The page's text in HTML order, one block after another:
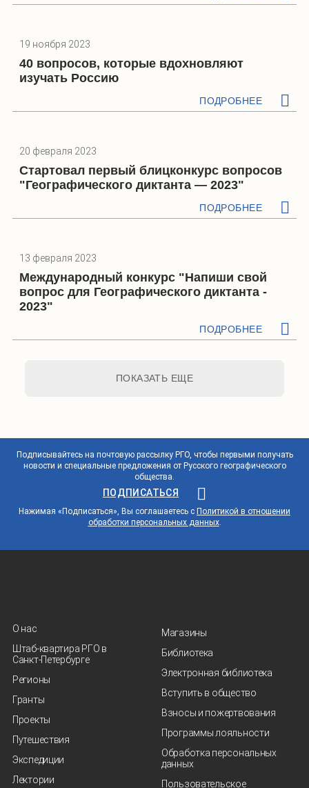
19 ноября 2023
40 вопросов, которые вдохновляют
изучать Россию
ПОДРОБНЕЕ
20 февраля 2023
Стартовал первый блицконкурс вопросов
"Географического диктанта — 2023"
ПОДРОБНЕЕ
13 февраля 2023
Международный конкурс "Напиши свой
вопрос для Географического диктанта -
2023"
ПОДРОБНЕЕ
ПОКАЗАТЬ ЕЩЕ
Подписывайтесь на почтовую рассылку РГО, чтобы первыми получать
новости и специальные предложения от Русского географического
общества.
ПОДПИСАТЬСЯ
Нажимая «Подписаться», Вы соглашаетесь с Политикой в отношении
обработки персональных данных.
О нас
Штаб-квартира РГО в
Санкт‑Петербурге
Регионы
Гранты
Проекты
Путешествия
Экспедиции
Лектории
Магазины
Библиотека
Электронная библиотека
Вступить в общество
Взносы и пожертвования
Программы лояльности
Обработка персональных
данных
Пользовательское